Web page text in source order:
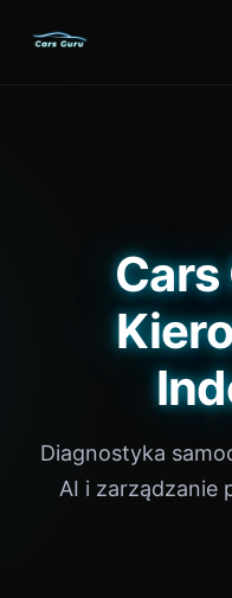
Cars
Diagnostyka
AI i zarządzanie